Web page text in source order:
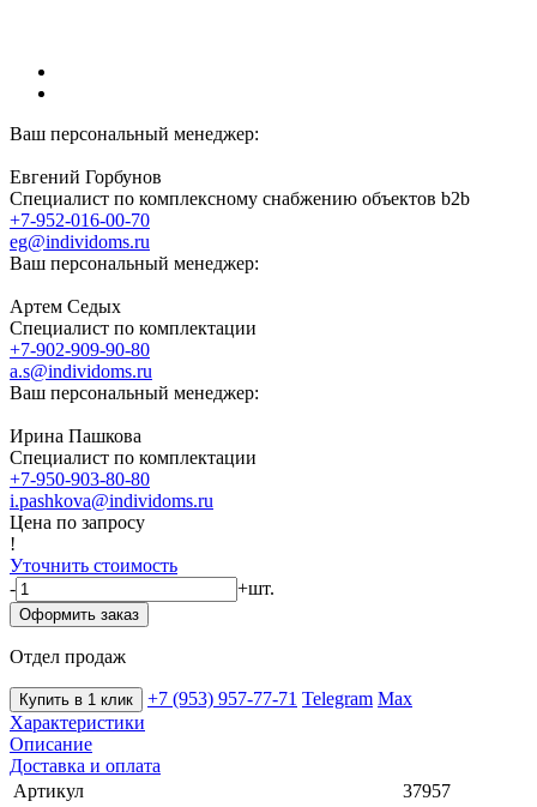
Ваш персональный менеджер:
Евгений Горбунов
Специалист по комплексному снабжению объектов b2b
+7-952-016-00-70
eg@individoms.ru
Ваш персональный менеджер:
Артем Седых
Специалист по комплектации
+7-902-909-90-80
a.s@individoms.ru
Ваш персональный менеджер:
Ирина Пашкова
Специалист по комплектации
+7-950-903-80-80
i.pashkova@individoms.ru
Цена по запросу
!
Уточнить стоимость
-
+шт.
Оформить заказ
Отдел продаж
Купить в 1 клик +7 (953) 957-77-71 Telegram Max
Характеристики
Описание
Доставка и оплата
Артикул
37957